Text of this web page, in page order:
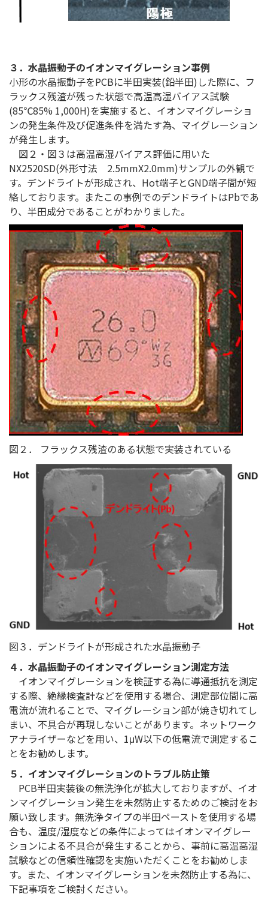
３．水晶振動子のイオンマイグレーション事例
小形の水晶振動子をPCBに半田実装(鉛半田)した際に、フ
ラックス残渣が残った状態で高温高湿バイアス試験
(85℃85% 1,000H)を実施すると、イオンマイグレーショ
ンの発生条件及び促進条件を満たす為、マイグレーション
が発生します。
図２・図３は高温高湿バイアス評価に用いた
NX2520SD(外形寸法 2.5mmX2.0mm)サンプルの外観で
す。デンドライトが形成され、Hot端子とGND端子間が短
絡しております。またこの事例でのデンドライトはPbであ
り、半田成分であることがわかりました。
図２． フラックス残渣のある状態で実装されている
図３．デンドライトが形成された水晶振動子
４．水晶振動子のイオンマイグレーション測定方法
イオンマイグレーションを検証する為に導通抵抗を測定
する際、絶縁検査計などを使用する場合、測定部位間に高
電流が流れることで、マイグレーション部が焼き切れてし
まい、不具合が再現しないことがあります。ネットワーク
アナライザーなどを用い、1μW以下の低電流で測定するこ
とをお勧めします。
５．イオンマイグレーションのトラブル防止策
PCB半田実装後の無洗浄化が拡大しておりますが、イオ
ンマイグレーション発生を未然防止するためのご検討をお
願い致します。無洗浄タイプの半田ペーストを使用する場
合も、温度/湿度などの条件によってはイオンマイグレー
ションによる不具合が発生することから、事前に高温高湿
試験などの信頼性確認を実施いただくことをお勧めしま
す。また、イオンマイグレーションを未然防止する為に、
下記事項をご検討ください。